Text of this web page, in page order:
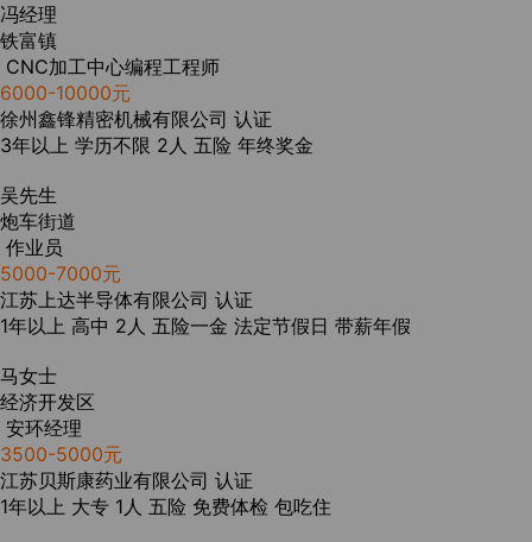
冯经理
铁富镇
CNC加工中心编程工程师
6000-10000元
徐州鑫锋精密机械有限公司 认证
3年以上 学历不限 2人 五险 年终奖金
吴先生
炮车街道
作业员
5000-7000元
江苏上达半导体有限公司 认证
1年以上 高中 2人 五险一金 法定节假日 带薪年假
马女士
经济开发区
安环经理
3500-5000元
江苏贝斯康药业有限公司 认证
1年以上 大专 1人 五险 免费体检 包吃住